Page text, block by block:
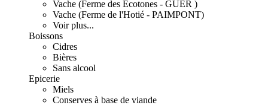
Vache (Ferme des Ecotones - GUER )
Vache (Ferme de l'Hotié - PAIMPONT)
Voir plus...
Boissons
Cidres
Bières
Sans alcool
Epicerie
Miels
Conserves à base de viande